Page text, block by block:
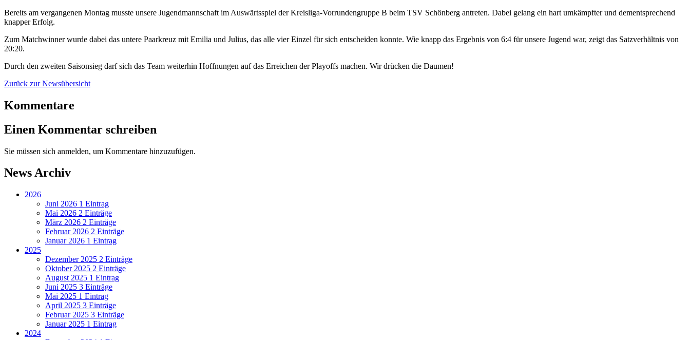
Bereits am vergangenen Montag musste unsere Jugendmannschaft im Auswärtsspiel der Kreisliga-Vorrundengruppe B beim TSV Schönberg antreten. Dabei gelang ein hart umkämpfter und dementsprechend
knapper Erfolg.
Zum Matchwinner wurde dabei das untere Paarkreuz mit Emilia und Julius, das alle vier Einzel für sich entscheiden konnte. Wie knapp das Ergebnis von 6:4 für unsere Jugend war, zeigt das Satzverhältnis von
20:20.
Durch den zweiten Saisonsieg darf sich das Team weiterhin Hoffnungen auf das Erreichen der Playoffs machen. Wir drücken die Daumen!
Zurück zur Newsübersicht
Kommentare
Einen Kommentar schreiben
Sie müssen sich anmelden, um Kommentare hinzuzufügen.
News Archiv
2026
Juni 2026 1 Eintrag
Mai 2026 2 Einträge
März 2026 2 Einträge
Februar 2026 2 Einträge
Januar 2026 1 Eintrag
2025
Dezember 2025 2 Einträge
Oktober 2025 2 Einträge
August 2025 1 Eintrag
Juni 2025 3 Einträge
Mai 2025 1 Eintrag
April 2025 3 Einträge
Februar 2025 3 Einträge
Januar 2025 1 Eintrag
2024